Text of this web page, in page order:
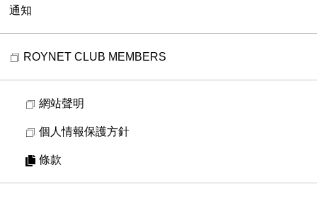
通知
ROYNET CLUB MEMBERS
網站聲明
個人情報保護方針
條款